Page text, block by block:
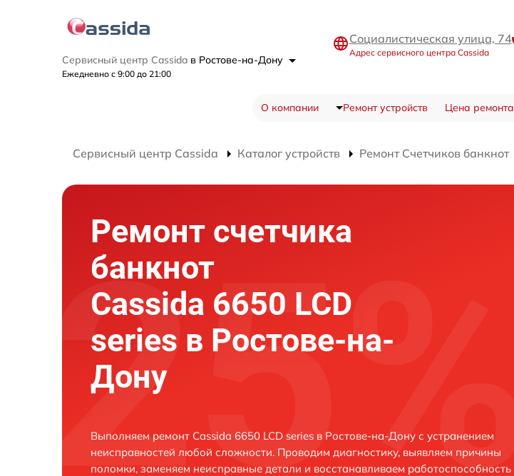
Сервисный центр Cassida в Ростове-на-Дону
Ежедневно с 9:00 до 21:00
Социалистическая улица, 74
Адрес сервисного центра Cassida
О компании Ремонт устройств Цена ремонта
Сервисный центр Cassida Каталог устройств Ремонт Счетчиков банкнот
Ремонт счетчика
банкнот
Cassida 6650 LCD
series в Ростове-на-
Дону
Выполняем ремонт Cassida 6650 LCD series в Ростове-на-Дону с устранением
неисправностей любой сложности. Проводим диагностику, выявляем причины
поломки, заменяем неисправные детали и восстанавливаем работоспособность